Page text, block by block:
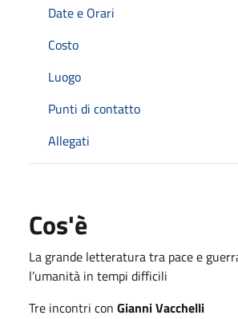
Date e Orari
Costo
Luogo
Punti di contatto
Allegati
Cos'è
La grande letteratura tra pace e
l’umanità in tempi difficili
Tre incontri con Gianni Vacchelli